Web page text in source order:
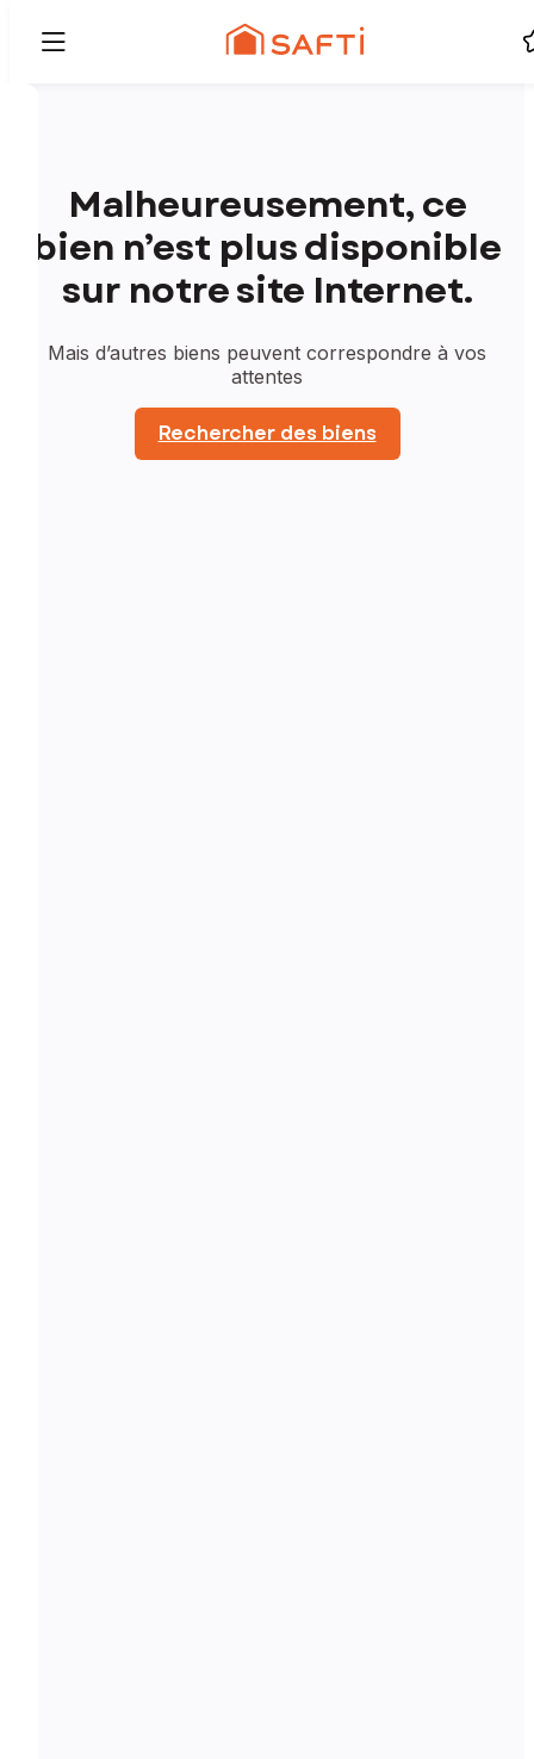
Malheureusement, ce
bien n’est plus disponible
sur notre site Internet.
Mais d’autres biens peuvent correspondre à vos
attentes
Rechercher des biens